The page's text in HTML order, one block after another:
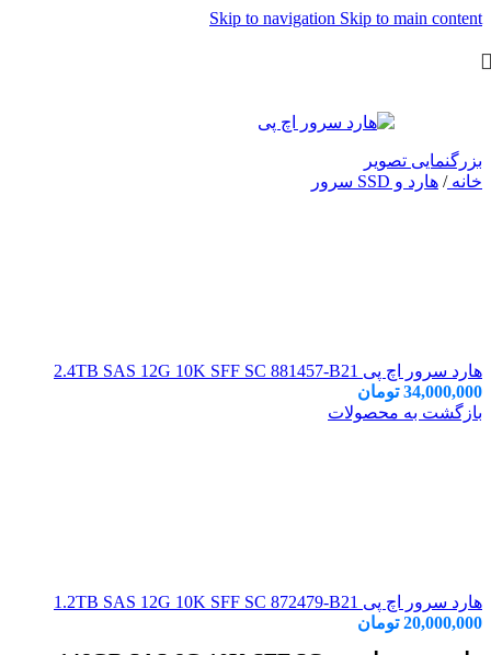
Skip to navigation Skip to main content
بزرگنمایی تصویر
خانه/ هارد و SSD سرور
هارد سرور اچ پی 2.4TB SAS 12G 10K SFF SC 881457-B21
34,000,000 تومان
بازگشت به محصولات
هارد سرور اچ پی 1.2TB SAS 12G 10K SFF SC 872479-B21
20,000,000 تومان